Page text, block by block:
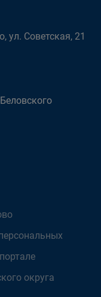
ул. Советская, 21
округа